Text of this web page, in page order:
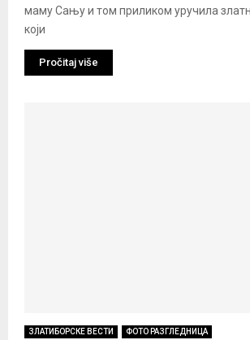
маму Сању и том приликом уручила
који
Pročitaj više
ЗЛАТИБОРСКЕ ВЕСТИ ФОТО РАЗГЛЕДНИЦА